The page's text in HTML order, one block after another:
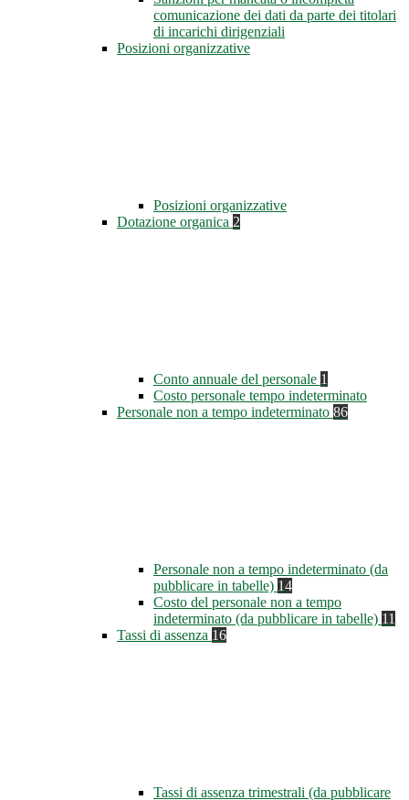
comunicazione dei dati da parte dei titolari
di incarichi dirigenziali
Posizioni organizzative
Posizioni organizzative
Dotazione organica 2
Conto annuale del personale 1
Costo personale tempo indeterminato
Personale non a tempo indeterminato 86
Personale non a tempo indeterminato (da
pubblicare in tabelle) 14
Costo del personale non a tempo
indeterminato (da pubblicare in tabelle) 11
Tassi di assenza 16
Tassi di assenza trimestrali (da pubblicare